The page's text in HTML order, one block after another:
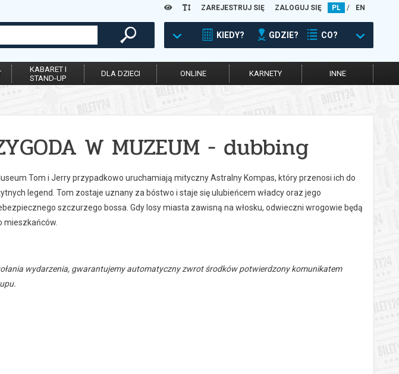
ZAREJESTRUJ SIĘ ZALOGUJ SIĘ PL / EN
KIEDY? GDZIE? CO?
KABARET I
STAND-UP
DLA DZIECI ONLINE KARNETY INNE
W MUZEUM - dubbing
Tom i Jerry przypadkowo uruchamiają mityczny Astralny Kompas, który przenosi ich do
legend. Tom zostaje uznany za bóstwo i staje się ulubieńcem władcy oraz jego
szczurzego bossa. Gdy losy miasta zawisną na włosku, odwieczni wrogowie będą
mieszkańców.
wydarzenia, gwarantujemy automatyczny zwrot środków potwierdzony komunikatem